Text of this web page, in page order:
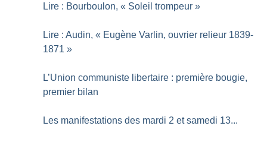
Lire : Bourboulon, « Soleil trompeur »
Lire : Audin, « Eugène Varlin, ouvrier relieur 1839-
1871 »
L’Union communiste libertaire : première bougie,
premier bilan
Les manifestations des mardi 2 et samedi 13...